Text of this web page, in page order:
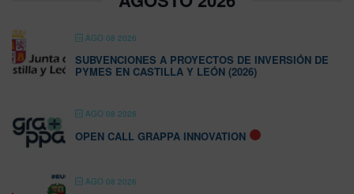
AGO 08 2026
SUBVENCIONES A PROYECTOS DE INVERSIÓN DE
PYMES EN CASTILLA Y LEÓN (2026)
AGO 08 2026
OPEN CALL GRAPPA INNOVATION
AGO 08 2026